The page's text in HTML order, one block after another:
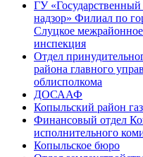
ГУ «Государственный
надзор» Филиал по
Слуцкое
инспекция
Отдел
района главного
облисполкома
ДОСААФ
Копыльский район
Финансовый отдел
исполнительного
Копыльское бюро